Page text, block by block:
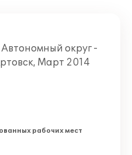
округ -
Март 2014
рабочих мест